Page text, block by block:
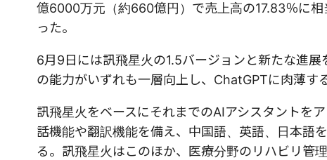
億6000万元（約660億円）で売上高の17.83％に
った。
6月9日には訊飛星火の1.5バージョンと新たな進
の能力がいずれも一層向上し、ChatGPTに肉薄す
訊飛星火をベースにそれまでのAIアシスタントを
話機能や翻訳機能を備え、中国語、英語、日本語
る。訊飛星火はこのほか、医療分野のリハビリ管